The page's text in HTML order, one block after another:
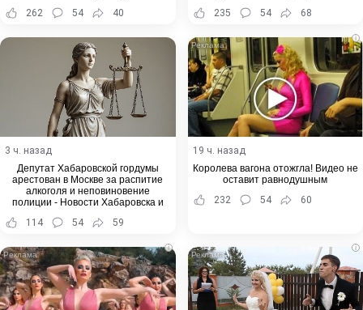
262
54 40
235
54 68
3 ч. назад
Депутат Хабаровской гордумы
арестован в Москве за распитие
алкоголя и неповиновение
полиции - Новости Хабаровска и
114 54 59
i
19 ч. назад
Королева вагона отожгла! Видео не
оставит равнодушным
232
54 60
i i